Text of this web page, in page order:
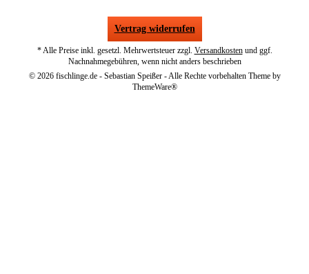
Vertrag widerrufen
* Alle Preise inkl. gesetzl. Mehrwertsteuer zzgl. Versandkostenund ggf.
Nachnahmegebühren, wenn nicht anders beschrieben
© 2026 fischlinge.de - Sebastian Speißer - Alle Rechte vorbehalten Theme by
ThemeWare®